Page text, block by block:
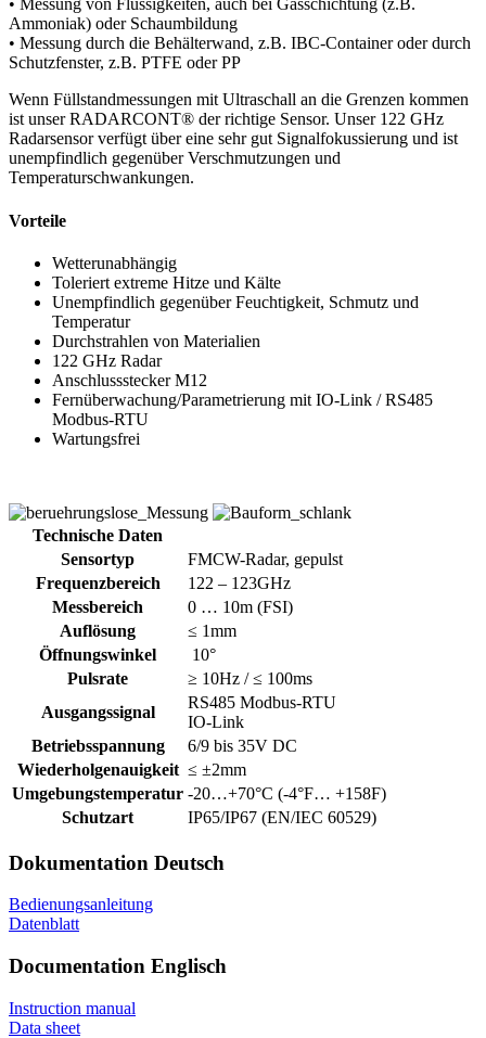
• Messung von Flüssigkeiten, auch bei Gasschichtung (z.B.
Ammoniak) oder Schaumbildung
• Messung durch die Behälterwand, z.B. IBC-Container oder durch
Schutzfenster, z.B. PTFE oder PP
Wenn Füllstandmessungen mit Ultraschall an die Grenzen kommen
ist unser RADARCONT® der richtige Sensor. Unser 122 GHz
Radarsensor verfügt über eine sehr gut Signalfokussierung und ist
unempfindlich gegenüber Verschmutzungen und
Temperaturschwankungen.
Vorteile
Wetterunabhängig
Toleriert extreme Hitze und Kälte
Unempfindlich gegenüber Feuchtigkeit, Schmutz und
Temperatur
Durchstrahlen von Materialien
122 GHz Radar
Anschlussstecker M12
Fernüberwachung/Parametrierung mit IO-Link / RS485
Modbus-RTU
Wartungsfrei
Technische Daten
Sensortyp
FMCW-Radar, gepulst
Frequenzbereich
122 – 123GHz
Messbereich
0 … 10m (FSI)
Auflösung
≤ 1mm
Öffnungswinkel
10°
Pulsrate
≥ 10Hz / ≤ 100ms
Ausgangssignal
RS485 Modbus-RTU
IO-Link
Betriebsspannung
6/9 bis 35V DC
Wiederholgenauigkeit ≤ ±2mm
Umgebungstemperatur -20…+70°C (-4°F… +158F)
Schutzart
IP65/IP67 (EN/IEC 60529)
Dokumentation Deutsch
Bedienungsanleitung
Datenblatt
Documentation Englisch
Instruction manual
Data sheet